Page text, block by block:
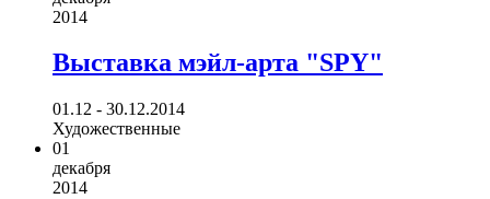
2014
Выставка мэйл-арта "SPY"
01.12 - 30.12.2014
Художественные
01
декабря
2014